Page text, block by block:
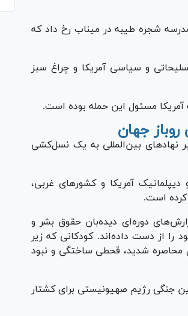
شجره طیبه در میناب رخ داد که
و سیاسی آمریکا و چراغ سبز
آمریکا مسئول این حمله بوده است.
جهان
نهاد‌های بین‌المللی به یک نسل‌کشی
آمریکا و کشور‌های غربی،
کرده است.
دوره‌ای دیده‌بان حقوق بشر و
را از دست داده‌اند. کودکانی که زیر
محاصره شدید، قحطی ساختگی و نبود
جنگی رژیم صهیونیستی برای کشتار